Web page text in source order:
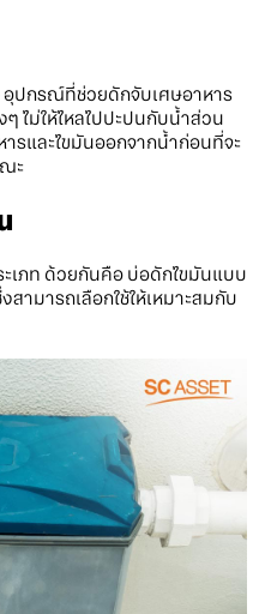
ปกรณ์ที่ช่วยดักจับเศษอาหาร
ไม่ให้ไหลไปปะปนกับน้ำส่วน
รและไขมันออกจากน้ำก่อนที่จะ
ะ
เภท ด้วยกันคือ บ่อดักไขมันแบบ
ามารถเลือกใช้ให้เหมาะสมกับ